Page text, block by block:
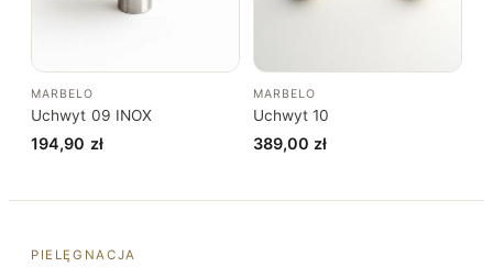
MARBELO
Uchwyt 09 INOX
194,90 zł
MARBELO
Uchwyt 10
389,00 zł
PIELĘGNACJA